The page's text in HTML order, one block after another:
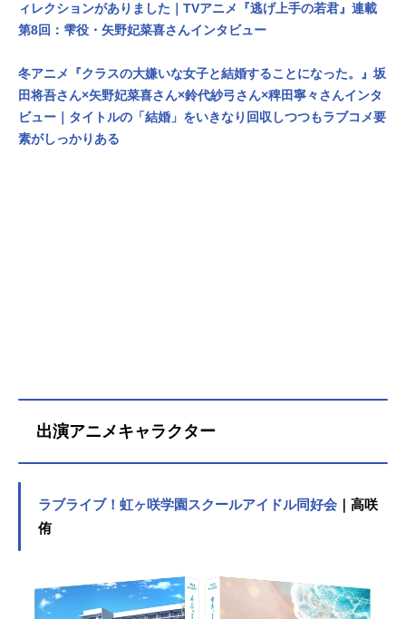
ィレクションがありました｜TVアニメ『逃げ上手の若君』連載
第8回：雫役・矢野妃菜喜さんインタビュー
冬アニメ『クラスの大嫌いな女子と結婚することになった。』坂
田将吾さん×矢野妃菜喜さん×鈴代紗弓さん×稗田寧々さんインタ
ビュー｜タイトルの「結婚」をいきなり回収しつつもラブコメ要
素がしっかりある
出演アニメキャラクター
ラブライブ！虹ヶ咲学園スクールアイドル同好会 ｜高咲
侑